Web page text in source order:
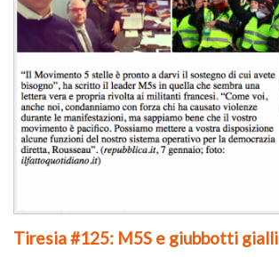
Tiresia #125: M5S e giubbotti gialli